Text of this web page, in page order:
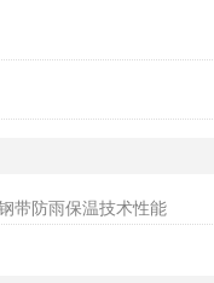
带防雨保温技术性能